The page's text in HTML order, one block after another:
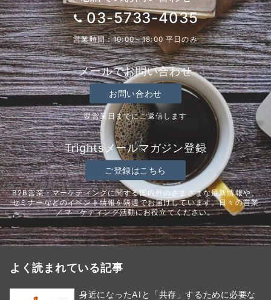
03-5733-4035
営業時間：10:00～18:00 平日のみ
メールでお問い合わせ
お問い合わせ
翌営業日までにご返信します
Trightsメールマガジン登録
ご登録はこちら
B2B営業・マーケティングに関する国内外のさまざまな最新情報や、
セミナーなどのイベント情報を隔週でお届けしています。日々の営業
／マーケティング活動にお役立てください。
よく読まれている記事
身近になったAIと「共存」するために必要な